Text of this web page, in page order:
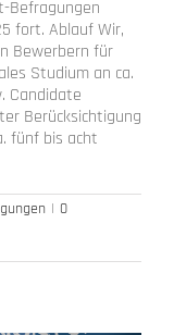
Befragungen
fort. Ablauf Wir,
Bewerbern für
Studium an ca.
Candidate
Berücksichtigung
fünf bis acht
| 0